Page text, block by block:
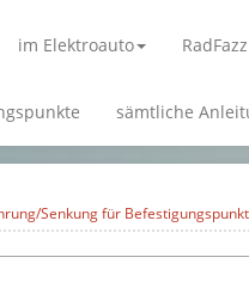
im Elektroauto
sämtliche
Senkung für